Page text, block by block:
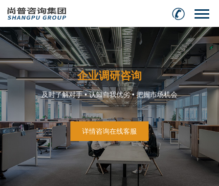
企业调研咨询
及时了解对手 • 认知自我优劣 • 把握市场机会
详情咨询在线客服